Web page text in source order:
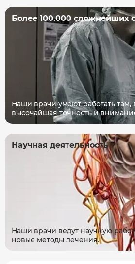
Более 100.000 сложнейших
Наши врачи умеют работать там,
высочайшая точность и
Научная деятельность
Наши врачи ведут научную
новые методы лечения.